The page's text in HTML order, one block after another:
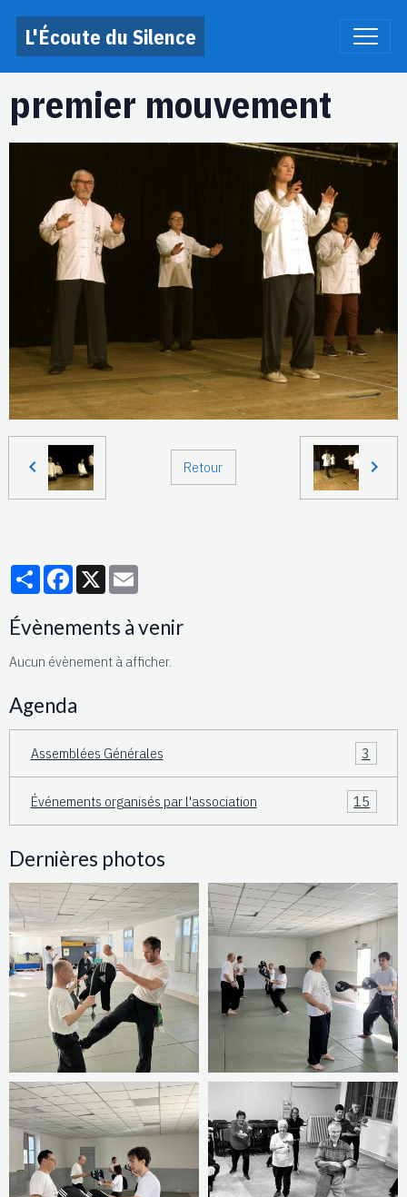
L'Écoute du Silence
premier mouvement
Retour
PartagerFacebook
X
Évènements à venir
Aucun évènement à afficher.
Agenda
Assemblées Générales 3
Événements organisés par l'association 15
Dernières photos